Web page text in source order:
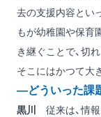
去の支援内容とい
もが幼稚園や保育
き継ぐことで、切
そこにはかつて大
―どういった課
黒川
従来は、情